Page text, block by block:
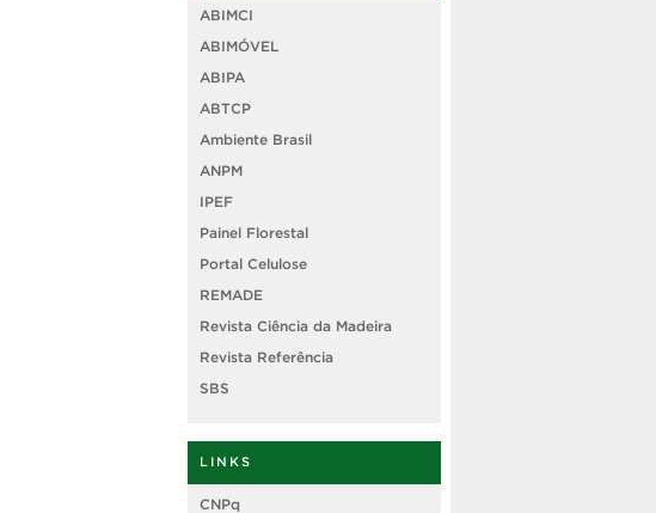
ABIMCI
ABIMÓVEL
ABIPA
ABTCP
Ambiente Brasil
ANPM
IPEF
Painel Florestal
Portal Celulose
REMADE
Revista Ciência da Madeira
Revista Referência
SBS
LINKS
CNPq